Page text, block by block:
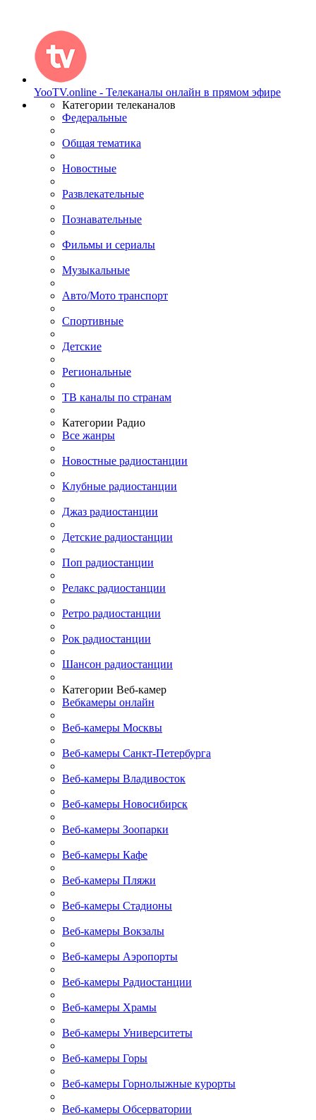
YooTV.online - Телеканалы онлайн в прямом эфире
Категории телеканалов
Федеральные
Общая тематика
Новостные
Развлекательные
Познавательные
Фильмы и сериалы
Музыкальные
Авто/Мото транспорт
Спортивные
Детские
Региональные
ТВ каналы по странам
Категории Радио
Все жанры
Новостные радиостанции
Клубные радиостанции
Джаз радиостанции
Детские радиостанции
Поп радиостанции
Релакс радиостанции
Ретро радиостанции
Рок радиостанции
Шансон радиостанции
Категории Веб-камер
Вебкамеры онлайн
Веб-камеры Москвы
Веб-камеры Санкт-Петербурга
Веб-камеры Владивосток
Веб-камеры Новосибирск
Веб-камеры Зоопарки
Веб-камеры Кафе
Веб-камеры Пляжи
Веб-камеры Стадионы
Веб-камеры Вокзалы
Веб-камеры Аэропорты
Веб-камеры Радиостанции
Веб-камеры Храмы
Веб-камеры Университеты
Веб-камеры Горы
Веб-камеры Горнолыжные курорты
Веб-камеры Обсерватории